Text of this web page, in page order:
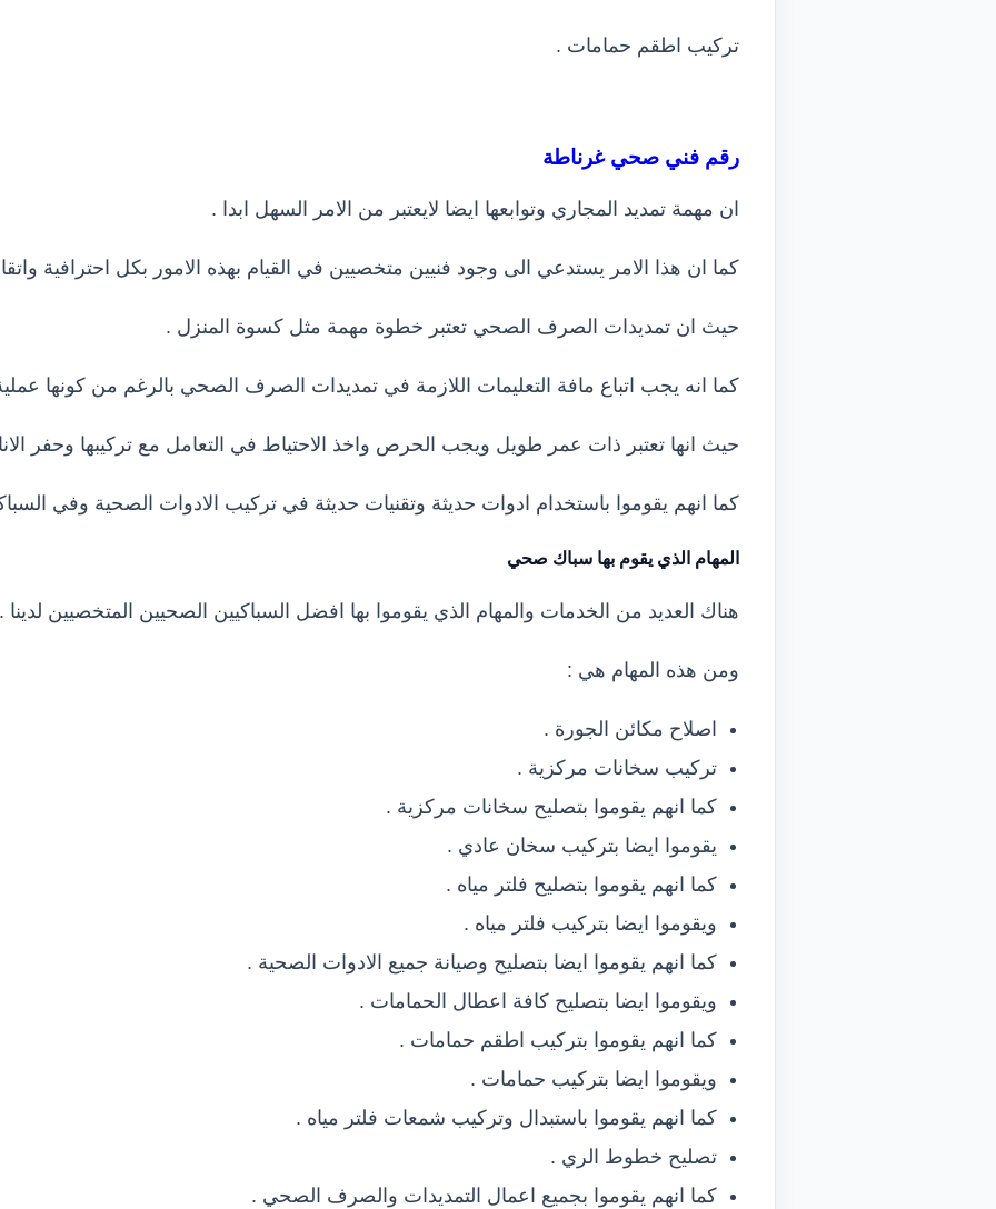
تركيب اطقم حمامات .
رقم فني صحي غرناطة
ان مهمة تمديد المجاري وتوابعها ايضا لايعتبر من الامر السهل ابدا .
كما ان هذا الامر يستدعي الى وجود فنيين متخصيين في القيام بهذه الامور بكل احترافية
حيث ان تمديدات الصرف الصحي تعتبر خطوة مهمة مثل كسوة المنزل .
كما انه يجب اتباع مافة التعليمات اللازمة في تمديدات الصرف الصحي بالرغم من كونها
حيث انها تعتبر ذات عمر طويل ويجب الحرص واخذ الاحتياط في التعامل مع تركيبها وحفر
كما انهم يقوموا باستخدام ادوات حديثة وتقنيات حديثة في تركيب الادوات الصحية وفي
المهام الذي يقوم بها سباك صحي
هناك العديد من الخدمات والمهام الذي يقوموا بها افضل السباكيين الصحيين المتخصيين لدينا .
ومن هذه المهام هي :
اصلاح مكائن الجورة .
تركيب سخانات مركزية .
كما انهم يقوموا بتصليح سخانات مركزية .
يقوموا ايضا بتركيب سخان عادي .
كما انهم يقوموا بتصليح فلتر مياه .
ويقوموا ايضا بتركيب فلتر مياه .
كما انهم يقوموا ايضا بتصليح وصيانة جميع الادوات الصحية .
ويقوموا ايضا بتصليح كافة اعطال الحمامات .
كما انهم يقوموا بتركيب اطقم حمامات .
ويقوموا ايضا بتركيب حمامات .
كما انهم يقوموا باستبدال وتركيب شمعات فلتر مياه .
تصليح خطوط الري .
كما انهم يقوموا بجميع اعمال التمديدات والصرف الصحي .